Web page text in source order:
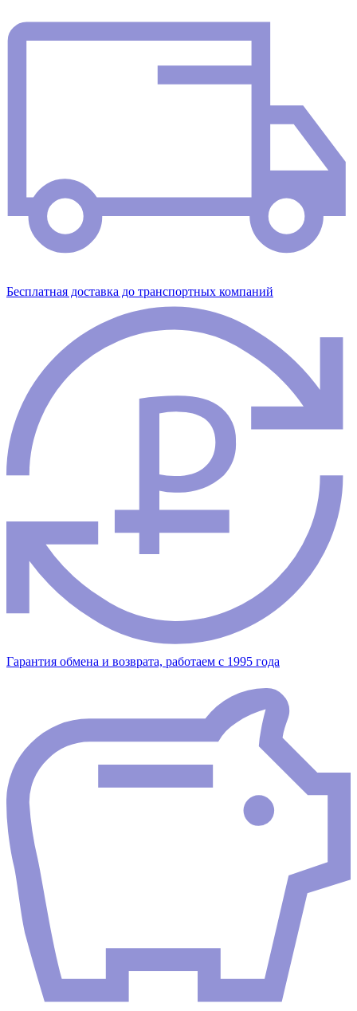
Бесплатная доставка до транспортных компаний
Гарантия обмена и возврата, работаем с 1995 года